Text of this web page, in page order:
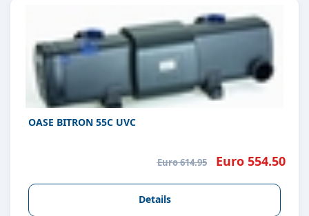
OASE BITRON 55C UVC
Euro 614.95 Euro 554.50
Details